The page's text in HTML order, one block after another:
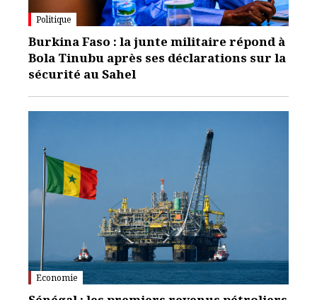
Politique
Burkina Faso : la junte militaire répond à
Bola Tinubu après ses déclarations sur la
sécurité au Sahel
Economie